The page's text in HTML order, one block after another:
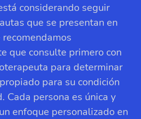
considerando seguir
que se presentan en
que consulte primero con
para determinar
para su condición
Cada persona es única y
enfoque personalizado en